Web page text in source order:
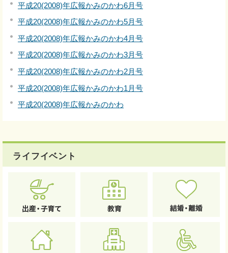
平成20(2008)年広報かみのかわ6月号
平成20(2008)年広報かみのかわ5月号
平成20(2008)年広報かみのかわ4月号
平成20(2008)年広報かみのかわ3月号
平成20(2008)年広報かみのかわ2月号
平成20(2008)年広報かみのかわ1月号
平成20(2008)年広報かみのかわ
ライフイベント